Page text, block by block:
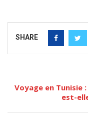
SHARE
Voyage en Tunisie
est-